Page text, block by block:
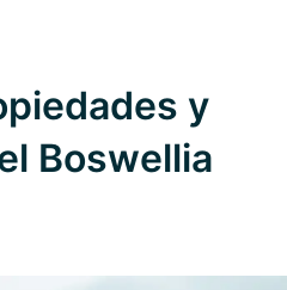
y
Boswellia